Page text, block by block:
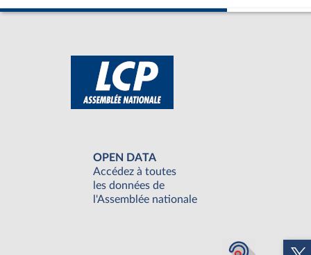
OPEN DATA
Accédez à toutes
les données de
l'Assemblée nationale